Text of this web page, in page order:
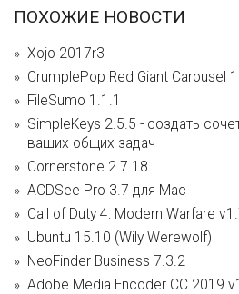
ПОХОЖИЕ НОВОСТИ
Xojo 2017r3
CrumplePop Red Giant Carousel
FileSumo 1.1.1
SimpleKeys 2.5.5 - cоздать
ваших общих задач
Cornerstone 2.7.18
ACDSee Pro 3.7 для Mac
Call of Duty 4: Modern Warfare
Ubuntu 15.10 (Wily Werewolf)
NeoFinder Business 7.3.2
Adobe Media Encoder CC 2019